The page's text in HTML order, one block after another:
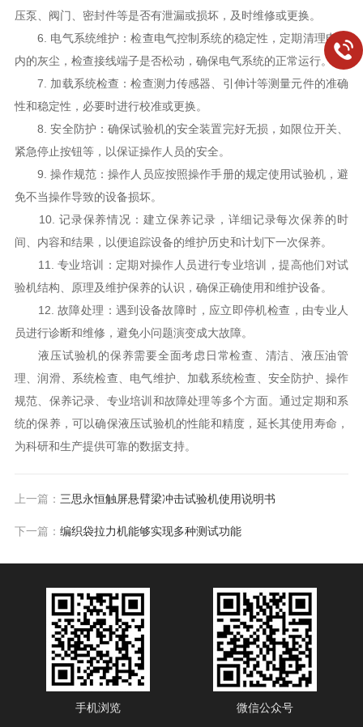
压泵、阀门、密封件等是否有泄漏或损坏，及时维修或更换。
6. 电气系统维护：检查电气控制系统的稳定性，定期清理电箱
内的灰尘，检查接线端子是否松动，确保电气系统的正常运行。
7. 加载系统检查：检查测力传感器、引伸计等测量元件的准确
性和稳定性，必要时进行校准或更换。
8. 安全防护：确保试验机的安全装置完好无损，如限位开关、
紧急停止按钮等，以保证操作人员的安全。
9. 操作规范：操作人员应按照操作手册的规定使用试验机，避
免不当操作导致的设备损坏。
10. 记录保养情况：建立保养记录，详细记录每次保养的时
间、内容和结果，以便追踪设备的维护历史和计划下一次保养。
11. 专业培训：定期对操作人员进行专业培训，提高他们对试
验机结构、原理及维护保养的认识，确保正确使用和维护设备。
12. 故障处理：遇到设备故障时，应立即停机检查，由专业人
员进行诊断和维修，避免小问题演变成大故障。
液压试验机的保养需要全面考虑日常检查、清洁、液压油管
理、润滑、系统检查、电气维护、加载系统检查、安全防护、操作
规范、保养记录、专业培训和故障处理等多个方面。通过定期和系
统的保养，可以确保液压试验机的性能和精度，延长其使用寿命，
为科研和生产提供可靠的数据支持。
上一篇： 三思永恒触屏悬臂梁冲击试验机使用说明书
下一篇： 编织袋拉力机能够实现多种测试功能
手机浏览 微信公众号